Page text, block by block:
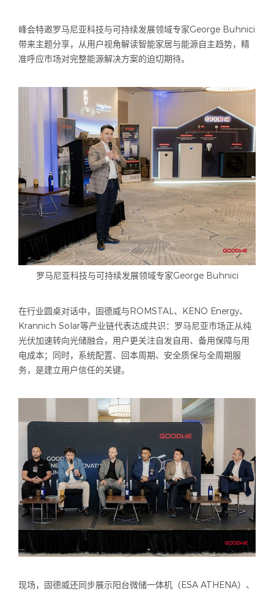
峰会特邀罗马尼亚科技与可持续发展领域专家George Buhnici
带来主题分享，从用户视角解读智能家居与能源自主趋势，精
准呼应市场对完整能源解决方案的迫切期待。
罗马尼亚科技与可持续发展领域专家George Buhnici
在行业圆桌对话中，固德威与ROMSTAL、KENO Energy、
Krannich Solar等产业链代表达成共识：罗马尼亚市场正从纯
光伏加速转向光储融合，用户更关注自发自用、备用保障与用
电成本；同时，系统配置、回本周期、安全质保与全周期服
务，是建立用户信任的关键。
现场，固德威还同步展示阳台微储一体机（ESA ATHENA）、